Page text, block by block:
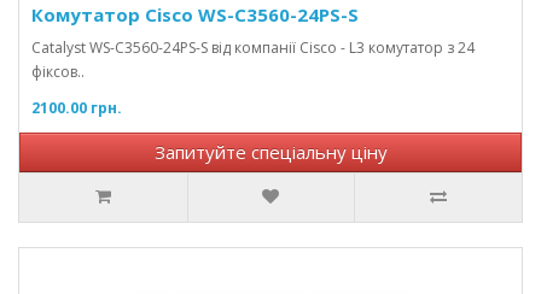
Комутатор Cisco WS-C3560-24PS-S
Catalyst WS-C3560-24PS-S від компанії Cisco - L3 комутатор з 24
фіксов..
2100.00 грн.
Запитуйте спеціальну ціну